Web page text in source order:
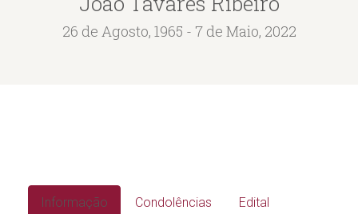
26 de Agosto, 1965 - 7 de Maio, 2022
Informação Condolências
Edital